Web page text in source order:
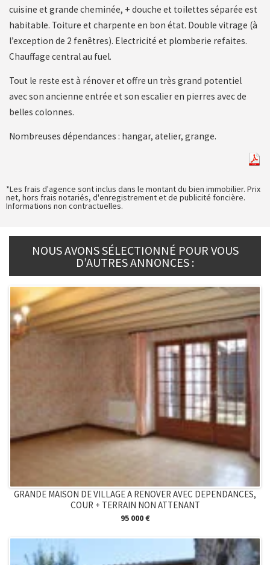
cuisine et grande cheminée, + douche et toilettes séparée est
habitable. Toiture et charpente en bon état. Double vitrage (à
l’exception de 2 fenêtres). Electricité et plomberie refaites.
Chauffage central au fuel.
Tout le reste est à rénover et offre un très grand potentiel
avec son ancienne entrée et son escalier en pierres avec de
belles colonnes.
Nombreuses dépendances : hangar, atelier, grange.
*Les frais d'agence sont inclus dans le montant du bien immobilier. Prix
net, hors frais notariés, d'enregistrement et de publicité foncière.
Informations non contractuelles.
NOUS AVONS SÉLECTIONNÉ POUR VOUS
D’AUTRES ANNONCES :
GRANDE MAISON DE VILLAGE A RENOVER AVEC DEPENDANCES,
COUR + TERRAIN NON ATTENANT
95 000 €